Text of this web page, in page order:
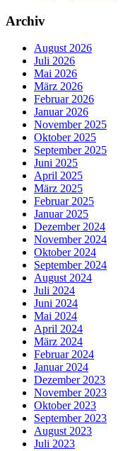
Archiv
August 2026
Juli 2026
Mai 2026
März 2026
Februar 2026
Januar 2026
November 2025
Oktober 2025
September 2025
Juni 2025
April 2025
März 2025
Februar 2025
Januar 2025
Dezember 2024
November 2024
Oktober 2024
September 2024
August 2024
Juli 2024
Juni 2024
Mai 2024
April 2024
März 2024
Februar 2024
Januar 2024
Dezember 2023
November 2023
Oktober 2023
September 2023
August 2023
Juli 2023